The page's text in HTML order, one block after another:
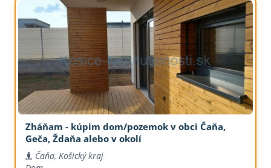
Zháňam - kúpim dom/pozemok v obci Čaňa,
Geča, Ždaňa alebo v okolí
Čaňa, Košický kraj